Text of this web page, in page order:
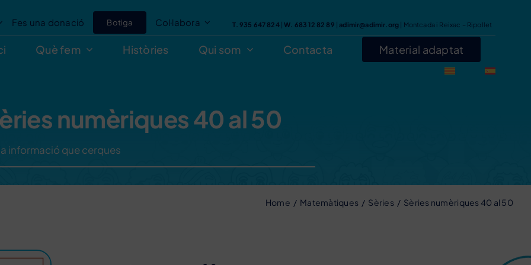
Fes una donació Botiga Col·labora T. 935 647 824|W. 683 12 82 89 |adimir@adimir.org | Montcada i Reixac – Ripollet
Què fem Històries Qui som Contacta Material adaptat
numèriques 40 al 50
Home Matemàtiques Sèries Sèries numèriques 40 al 50